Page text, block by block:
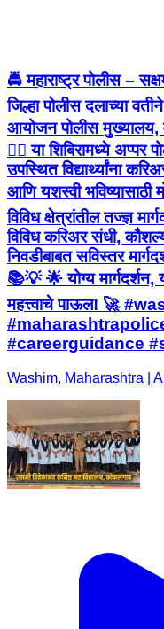
🚔 महाराष्ट्र पोलीस –
जिल्हा पोलीस दलाच्या
आयोजन पोलीस मुख्यालय,
👮‍♀️ या शिबिरामध्ये
उपस्थित विद्यार्थ्यांना
आणि यशस्वी भविष्यासाठी
विविध क्षेत्रांतील तज्ज्ञ
विविध करिअर संधी,
निवडीबाबत सविस्तर
📚💡 🌟 योग्य
महत्त्वाचे पाऊल! 🚀
#careerguidance
Washim, Maharashtra |